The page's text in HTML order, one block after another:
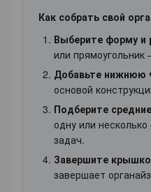
Как собрать свой
Выберите форму и
или
Добавьте нижнюю
основой
Подберите
одну или
задач.
Завершите
завершает